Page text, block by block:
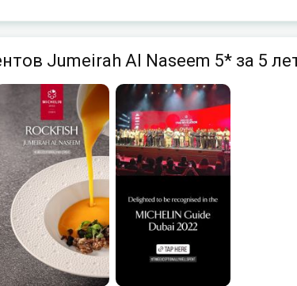
Jumeirah Al Naseem 5* за 5